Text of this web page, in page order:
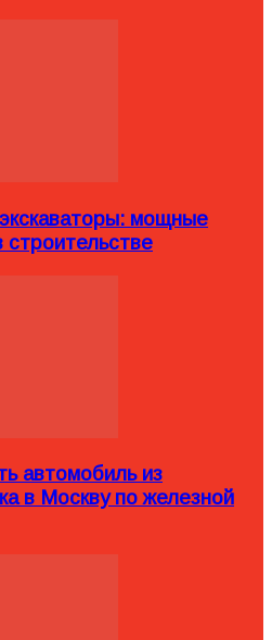
мощные
строительстве
автомобиль из
в Москву по железной